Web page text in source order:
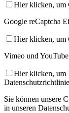
Hier klicken, um
Google reCaptcha
Hier klicken, um
Vimeo und
Hier klicken, um
Datenschutzrichtlinie
Sie können unsere
in unseren